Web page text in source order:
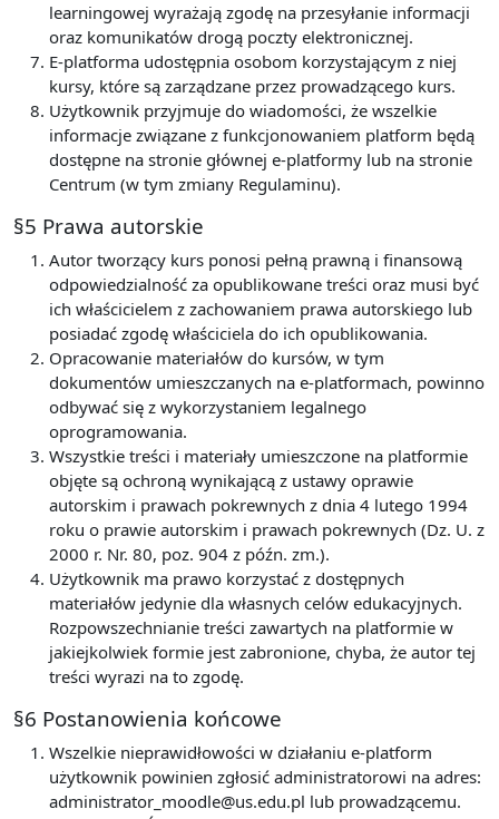
learningowej wyrażają zgodę na przesyłanie informacji
oraz komunikatów drogą poczty elektronicznej.
E-platforma udostępnia osobom korzystającym z niej
kursy, które są zarządzane przez prowadzącego kurs.
Użytkownik przyjmuje do wiadomości, że wszelkie
informacje związane z funkcjonowaniem platform będą
dostępne na stronie głównej e-platformy lub na stronie
Centrum (w tym zmiany Regulaminu).
§5 Prawa autorskie
Autor tworzący kurs ponosi pełną prawną i finansową
odpowiedzialność za opublikowane treści oraz musi być
ich właścicielem z zachowaniem prawa autorskiego lub
posiadać zgodę właściciela do ich opublikowania.
Opracowanie materiałów do kursów, w tym
dokumentów umieszczanych na e-platformach, powinno
odbywać się z wykorzystaniem legalnego
oprogramowania.
Wszystkie treści i materiały umieszczone na platformie
objęte są ochroną wynikającą z ustawy oprawie
autorskim i prawach pokrewnych z dnia 4 lutego 1994
roku o prawie autorskim i prawach pokrewnych (Dz. U. z
2000 r. Nr. 80, poz. 904 z późn. zm.).
Użytkownik ma prawo korzystać z dostępnych
materiałów jedynie dla własnych celów edukacyjnych.
Rozpowszechnianie treści zawartych na platformie w
jakiejkolwiek formie jest zabronione, chyba, że autor tej
treści wyrazi na to zgodę.
§6 Postanowienia końcowe
Wszelkie nieprawidłowości w działaniu e-platform
użytkownik powinien zgłosić administratorowi na adres:
administrator_moodle@us.edu.pl lub prowadzącemu.